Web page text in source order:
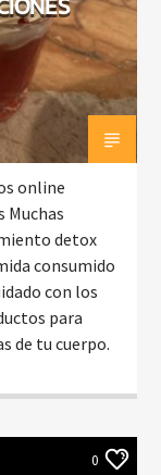
online
Muchas
detox
consumido
con los
para
de tu cuerpo.
0